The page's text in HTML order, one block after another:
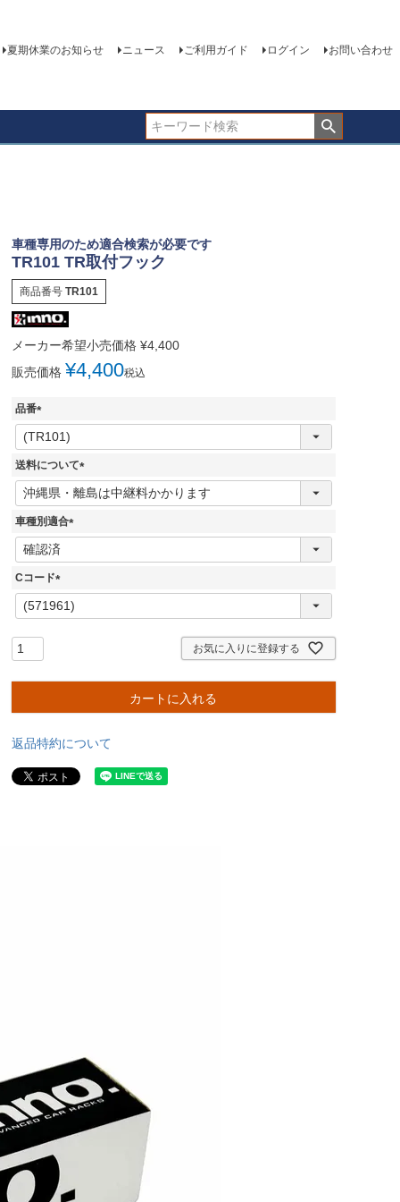
夏期休業のお知らせ ニュース ご利用ガイド ログイン お問い合わせ
車種専用のため適合検索が必要です
TR101 TR取付フック
商品番号 TR101
メーカー希望小売価格 ¥4,400
販売価格 ¥4,400税込
品番
(
必
須
送料について
(
必
車種別適合
(
Cコード
(
必
お気に入りに登録する
カートに入れる
返品特約について